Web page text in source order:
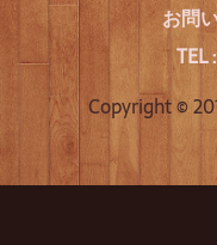
お問
TEL :
Copyright ©